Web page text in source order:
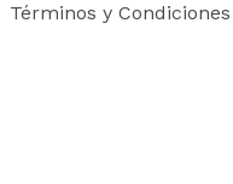
Términos y Condiciones